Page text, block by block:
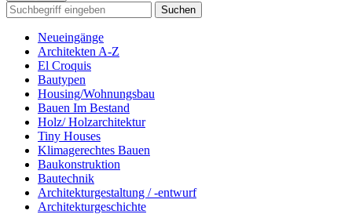
Suchen
Neueingänge
Architekten A-Z
El Croquis
Bautypen
Housing/Wohnungsbau
Bauen Im Bestand
Holz/ Holzarchitektur
Tiny Houses
Klimagerechtes Bauen
Baukonstruktion
Bautechnik
Architekturgestaltung / -entwurf
Architekturgeschichte